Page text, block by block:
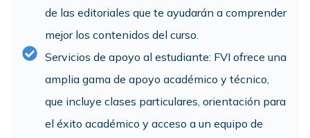
de las editoriales que te ayudarán a comprender
mejor los contenidos del curso.
Servicios de apoyo al estudiante: FVI ofrece una
amplia gama de apoyo académico y técnico,
que incluye clases particulares, orientación para
el éxito académico y acceso a un equipo de